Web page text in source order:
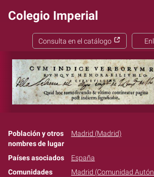
Colegio Imperial
Consulta en el catálogo
Población y otros
nombres de lugar
Madrid (Madrid)
Países asociados
España
Comunidades
Madrid (Comunidad